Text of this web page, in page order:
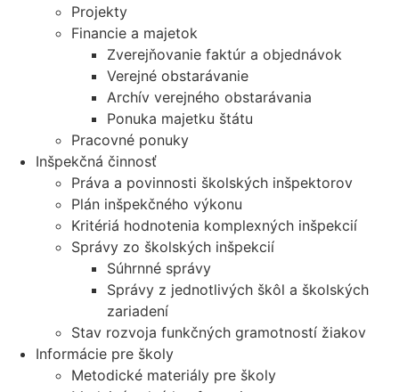
Projekty
Financie a majetok
Zverejňovanie faktúr a objednávok
Verejné obstarávanie
Archív verejného obstarávania
Ponuka majetku štátu
Pracovné ponuky
Inšpekčná činnosť
Práva a povinnosti školských inšpektorov
Plán inšpekčného výkonu
Kritériá hodnotenia komplexných inšpekcií
Správy zo školských inšpekcií
Súhrnné správy
Správy z jednotlivých škôl a školských
zariadení
Stav rozvoja funkčných gramotností žiakov
Informácie pre školy
Metodické materiály pre školy